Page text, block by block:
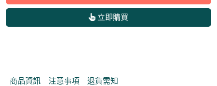
立即購買
商品資訊 注意事項 退貨需知